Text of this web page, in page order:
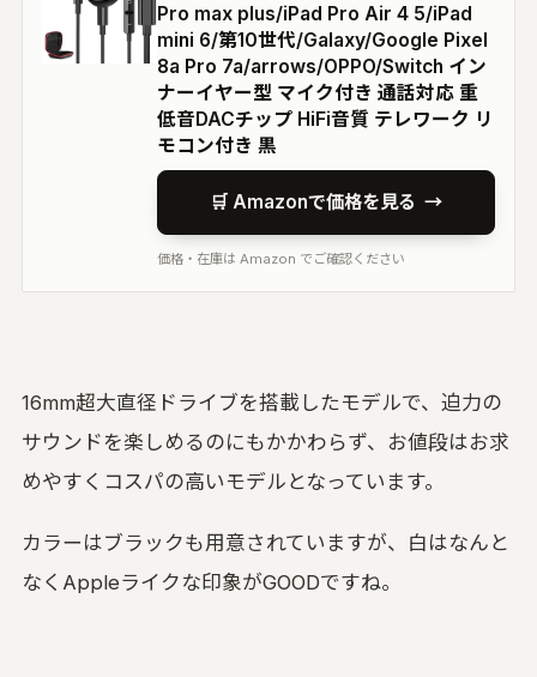
Pro max plus/iPad Pro Air 4 5/iPad
mini 6/第10世代/Galaxy/Google Pixel
8a Pro 7a/arrows/OPPO/Switch イン
ナーイヤー型 マイク付き 通話対応 重
低音DACチップ HiFi音質 テレワーク リ
モコン付き 黒
🛒 Amazonで価格を見る →
価格・在庫は Amazon でご確認ください
16mm超大直径ドライブを搭載したモデルで、迫力の
サウンドを楽しめるのにもかかわらず、お値段はお求
めやすくコスパの高いモデルとなっています。
カラーはブラックも用意されていますが、白はなんと
なくAppleライクな印象がGOODですね。